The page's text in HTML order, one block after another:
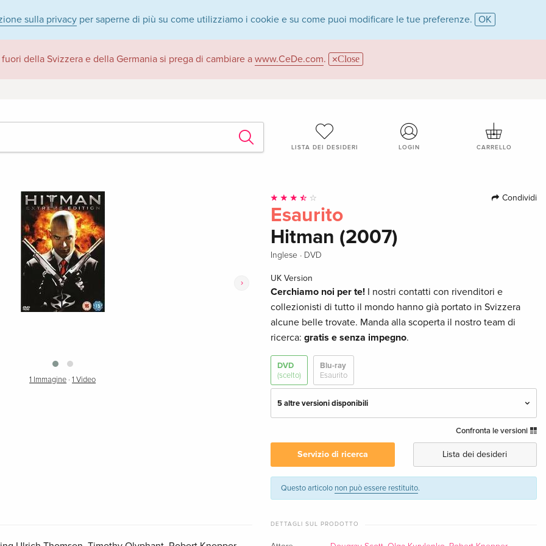
sulla privacy per saperne di più su come utilizziamo i cookie e su come puoi modificare le tue preferenze. OK
della Svizzera e della Germania si prega di cambiare a www.CeDe.com. Close
LISTA DEI DESIDERI LOGIN CARRELLO
›
1 Immagine ·1 Video
Condividi
Esaurito
Hitman (2007)
Inglese · DVD
UK Version
Cerchiamo noi per te! I nostri contatti con rivenditori e
collezionisti di tutto il mondo hanno già portato in Svizzera
alcune belle trovate. Manda alla scoperta il nostro team di
ricerca:gratis e senza impegno.
DVD
(scelto)
Blu-ray
Esaurito
5 altre versioni disponibili
Italiano
CHF 16.50
Edizione standard — (scelto)
Inglese · UK Version
Esaurito
Inglese · US Version
Confronta le versioni
Servizio di ricerca Lista dei desideri
Questo articolo non può essere restituito.
DETTAGLI SUL PRODOTTO